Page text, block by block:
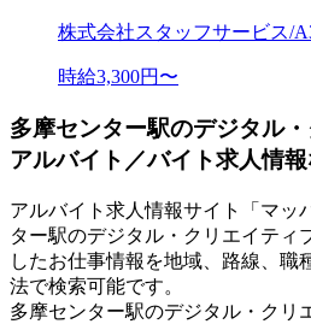
株式会社スタッフサービス/
時給3,300円〜
多摩センター駅のデジタル
アルバイト／バイト求人情
アルバイト求人情報サイト「マッ
ター駅のデジタル・クリエイティ
したお仕事情報を地域、路線、職
法で検索可能です。
多摩センター駅のデジタル・クリ